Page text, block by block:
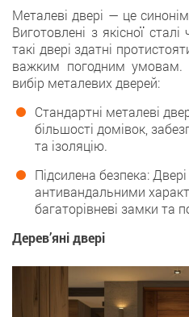
Металеві двері — це
Виготовлені з якісної
такі двері здатні
важким погодним
вибір металевих дверей:
Стандартні металеві
більшості домівок,
та ізоляцію.
Підсилена безпека:
антивандальними
багаторівневі замки та
Дерев’яні двері